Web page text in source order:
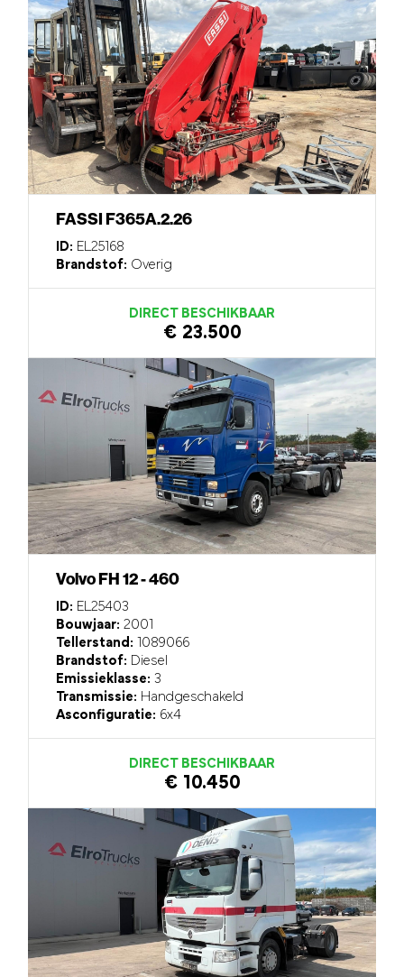
FASSI F365A.2.26
ID: EL25168
Brandstof: Overig
DIRECT BESCHIKBAAR
€ 23.500
Volvo FH 12 - 460
ID: EL25403
Bouwjaar: 2001
Tellerstand: 1089066
Brandstof: Diesel
Emissieklasse: 3
Transmissie: Handgeschakeld
Asconfiguratie: 6x4
DIRECT BESCHIKBAAR
€ 10.450